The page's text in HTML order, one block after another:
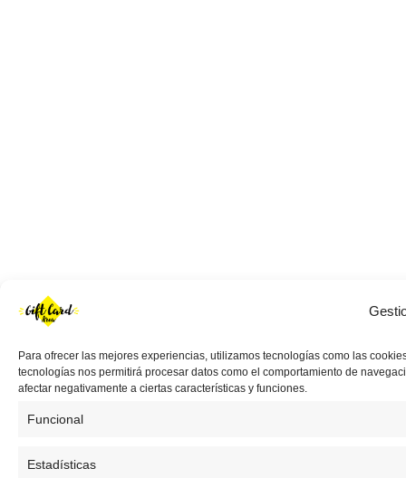
Para ofrecer las mejores experiencias, utilizamos tecnologías como las
tecnologías nos permitirá procesar datos como el comportamiento de
afectar negativamente a ciertas características y funciones.
Funcional
Estadísticas